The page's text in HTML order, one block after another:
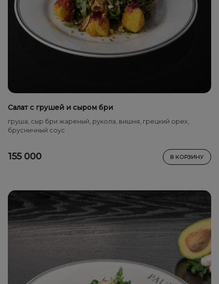
Салат с грушей и сыром бри
груша, сыр бри жареный, рукола, вишня, грецкий орех,
брусничный соус
155 000 В КОРЗИНУ